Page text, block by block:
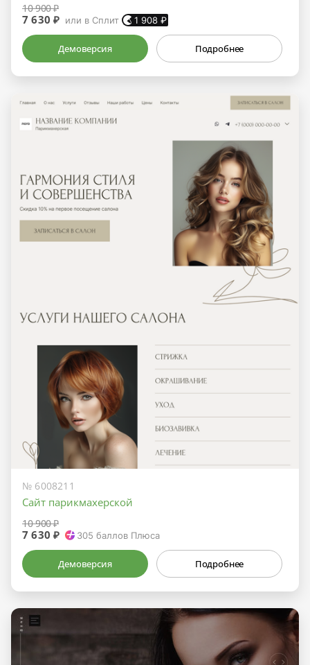
10 900 ₽
7 630 ₽ или в Сплит 1 908 ₽
Демоверсия Подробнее
№ 6008211
Сайт парикмахерской
10 900 ₽
7 630 ₽ 305 баллов Плюса
Демоверсия Подробнее